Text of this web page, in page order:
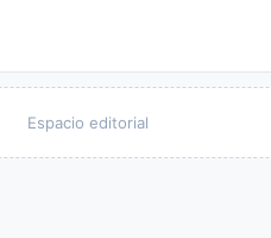
Espacio editorial